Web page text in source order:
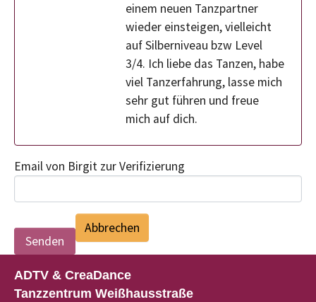
einem neuen Tanzpartner
wieder einsteigen, vielleicht
auf Silberniveau bzw Level
3/4. Ich liebe das Tanzen, habe
viel Tanzerfahrung, lasse mich
sehr gut führen und freue
mich auf dich.
Email von Birgit zur Verifizierung
Abbrechen
ADTV & CreaDance
Tanzzentrum Weißhausstraße